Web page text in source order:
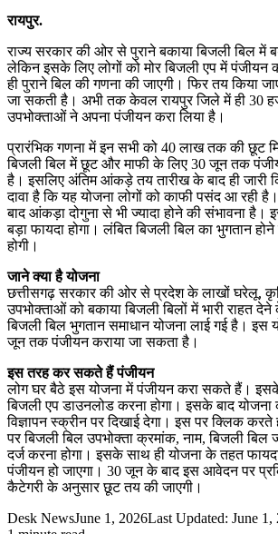
रायपुर.
राज्य सरकार की ओर से पुराने बकाया बिजली बिल में
लेकिन इसके लिए लोगों को मोर बिजली एप में पंजीयन
ही पुराने बिल की गणना की जाएगी। फिर तय किया
जा सकती है। अभी तक केवल रायपुर जिले में ही 30
उपभोक्ताओं ने अपना पंजीयन करा लिया है।
प्रारंभिक गणना में इन सभी को 40 लाख तक की छूट
बिजली बिल में छूट और माफी के लिए 30 जून तक
है। इसलिए अंतिम आंकड़े तय तारीख के बाद ही जारी
दावा है कि यह योजना लोगों को काफी पसंद आ रही
बाद आंकड़ा दोगुना से भी ज्यादा होने की संभावना है।
बड़ा फायदा होगा। लंबित बिजली बिल का भुगतान
होगी।
जाने क्या है योजना
छत्तीसगढ़ सरकार की ओर से प्रदेश के लाखों घरेलू,
उपभोक्ताओं को बकाया बिजली बिलों में भारी राहत
बिजली बिल भुगतान समाधान योजना लाई गई है। इस
जून तक पंजीयन कराया जा सकता है।
इस तरह कर सकते हैं पंजीयन
लोग घर बैठे इस योजना में पंजीयन करा सकते हैं। इसके
बिजली एप डाउनलोड करना होगा। इसके बाद योजना
विज्ञापन स्क्रीन पर दिखाई देगा। इस पर क्लिक
पर बिजली बिल उपभोक्ता क्रमांक, नाम, बिजली बिल
दर्ज करना होगा। इसके साथ ही योजना के तहत
पंजीयन हो जाएगा। 30 जून के बाद इस आवेदन पर
कैटेगरी के अनुसार छूट तय की जाएगी।
Desk NewsJune 1, 2026Last Updated: June 1,